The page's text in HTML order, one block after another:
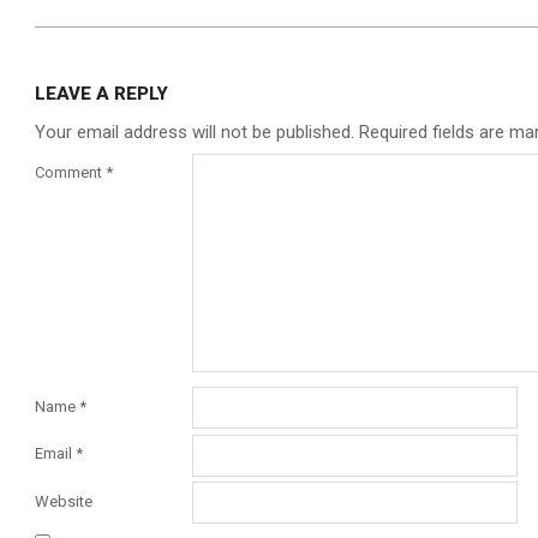
LEAVE A REPLY
Your email address will not be published. Required fields are
Comment *
Name *
Email *
Website